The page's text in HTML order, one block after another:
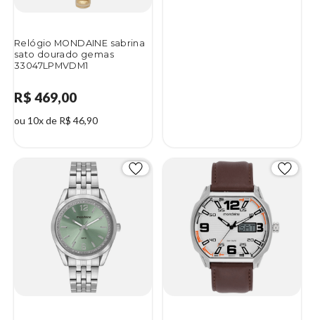
Relógio MONDAINE sabrina
sato dourado gemas
33047LPMVDM1
R$ 469,00
ou 10x de R$ 46,90